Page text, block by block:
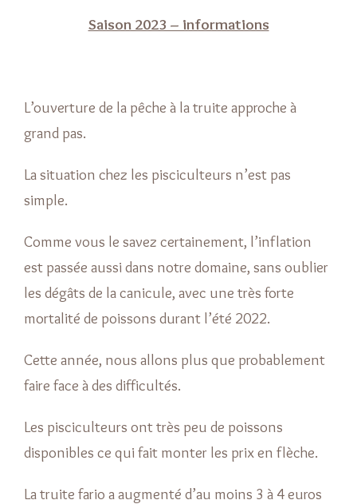
Saison 2023 – informations
L’ouverture de la pêche à la truite approche à
grand pas.
La situation chez les pisciculteurs n’est pas
simple.
Comme vous le savez certainement, l’inflation
est passée aussi dans notre domaine, sans oublier
les dégâts de la canicule, avec une très forte
mortalité de poissons durant l’été 2022.
Cette année, nous allons plus que probablement
faire face à des difficultés.
Les pisciculteurs ont très peu de poissons
disponibles ce qui fait monter les prix en flèche.
La truite fario a augmenté d’au moins 3 à 4 euros